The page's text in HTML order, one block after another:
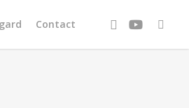
Contact facebookyoutubetiktok